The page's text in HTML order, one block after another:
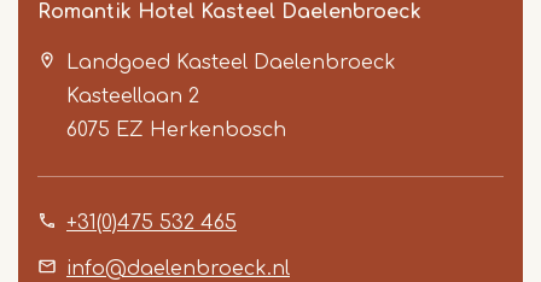
Romantik Hotel Kasteel Daelenbroeck
Landgoed Kasteel Daelenbroeck
Kasteellaan 2
6075 EZ Herkenbosch
+31(0)475 532 465
info@daelenbroeck.nl
Item